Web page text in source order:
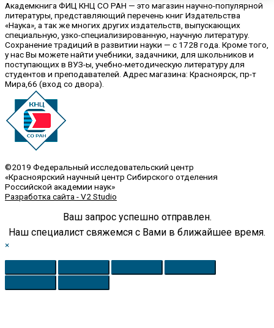
Академкнига ФИЦ КНЦ СО РАН — это магазин научно-популярной
литературы, представляющий перечень книг Издательства
«Наука», а так же многих других издательств, выпускающих
специальную, узко-специализированную, научную литературу.
Сохранение традиций в развитии науки — с 1728 года. Кроме того,
у нас Вы можете найти учебники, задачники, для школьников и
поступающих в ВУЗ-ы, учебно-методическую литературу для
студентов и преподавателей. Адрес магазина: Красноярск, пр-т
Мира,66 (вход со двора).
©2019 Федеральный исследовательский центр
«Красноярский научный центр Сибирского отделения
Российской академии наук»
Разработка сайта - V2 Studio
Ваш запрос успешно отправлен.
Наш специалист свяжемся с Вами в ближайшее время.
×